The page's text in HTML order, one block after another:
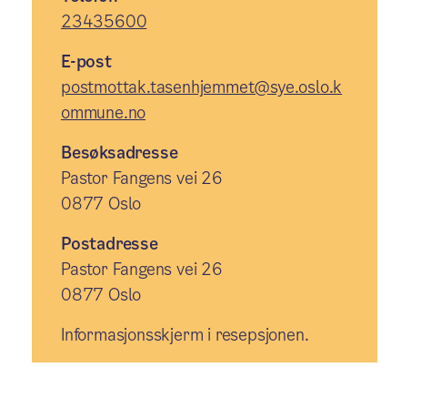
23435600
E-post
postmottak.tasenhjemmet@sye.oslo.k
ommune.no
Besøksadresse
Pastor Fangens vei 26
0877 Oslo
Postadresse
Pastor Fangens vei 26
0877 Oslo
Informasjonsskjerm i resepsjonen.